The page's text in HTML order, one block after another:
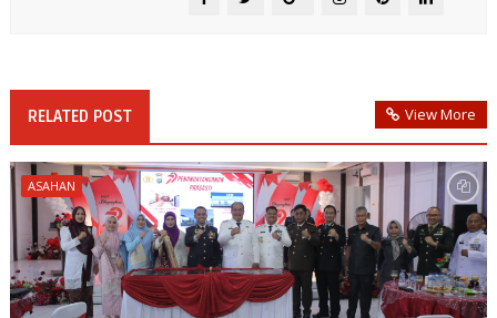
RELATED POST View More
ASAHAN